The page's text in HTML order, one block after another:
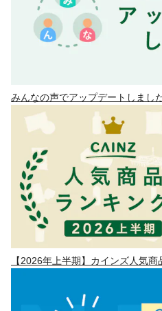
みんなの声でアップデートしまし
【2026年上半期】カインズ人気